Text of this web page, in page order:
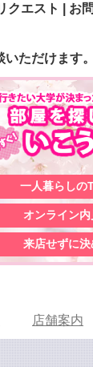
クエスト | お
いただけます。
一人暮らしの
オンライン内
来店せずに決
店舗案内